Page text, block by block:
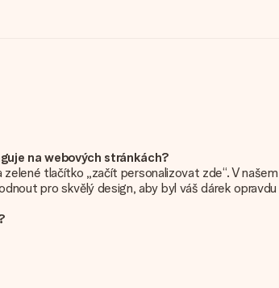
na webových stránkách?
tlačítko „začít personalizovat zde“. V
pro skvělý design, aby byl váš dárek opravdu
naprosto spokojeni. Proto je důležité